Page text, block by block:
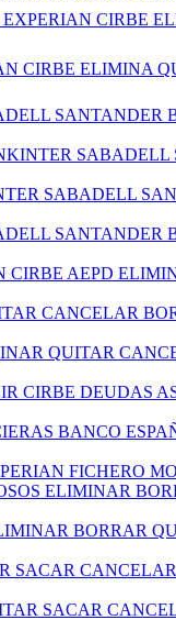
CIRBE
CIRBE ELIMINA
SANTANDER
SABADELL
SABADELL
SANTANDER
AEPD
CANCELAR
QUITAR
CIRBE DEUDAS
BANCO
FICHERO
ELIMINAR
BORRAR
SACAR